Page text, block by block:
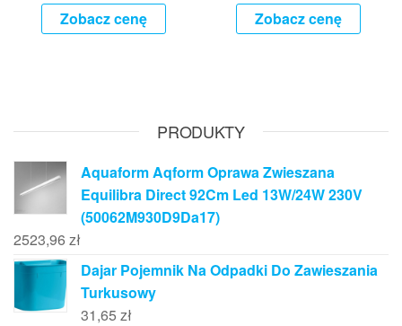
Zobacz cenę Zobacz cenę
PRODUKTY
Aquaform Aqform Oprawa Zwieszana
Equilibra Direct 92Cm Led 13W/24W 230V
(50062M930D9Da17)
2523,96 zł
Dajar Pojemnik Na Odpadki Do Zawieszania
Turkusowy
31,65 zł